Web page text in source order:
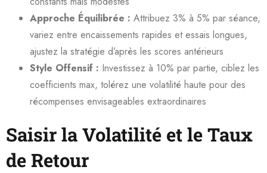
Approche Équilibrée : Attribuez 3% à 5% par séance,
variez entre encaissements rapides et essais longues,
ajustez la stratégie d’après les scores antérieurs
Style Offensif : Investissez à 10% par partie, ciblez les
coefficients max, tolérez une volatilité haute pour des
récompenses envisageables extraordinaires
Saisir la Volatilité et le Taux
de Retour